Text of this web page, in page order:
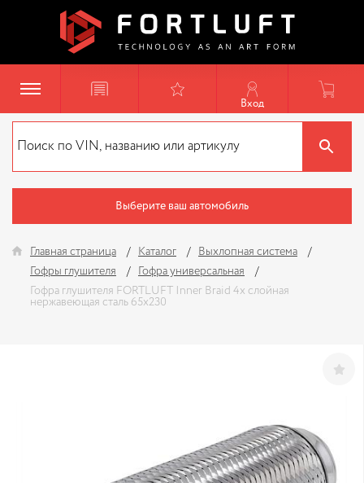
Вход
Выберите ваш автомобиль
Главная страница Каталог
Выхлопная система
Гофры глушителя
Гофра универсальная
Гофра глушителя FORTLUFT Inner Braid 4х слойная
нержавеющая сталь 65x230